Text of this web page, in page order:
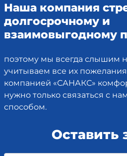
Наша компания
долгосрочному и
взаимовыгодному
поэтому мы всегда слышим
учитываем все их
компанией «САНАКС»
нужно только связаться с
способом.
Оставить